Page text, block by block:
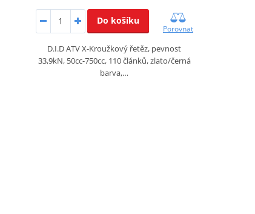
Do košíku
Porovnat
D.I.D ATV X-Kroužkový řetěz, pevnost
33,9kN, 50cc-750cc, 110 článků, zlato/černá
barva,…